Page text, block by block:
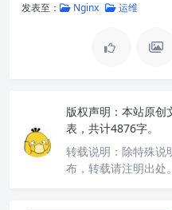
发表至： Nginx 运维
版权声明： 本站原创
表，共计4876字。
转载说明： 除特殊说
布，转载请注明出处。